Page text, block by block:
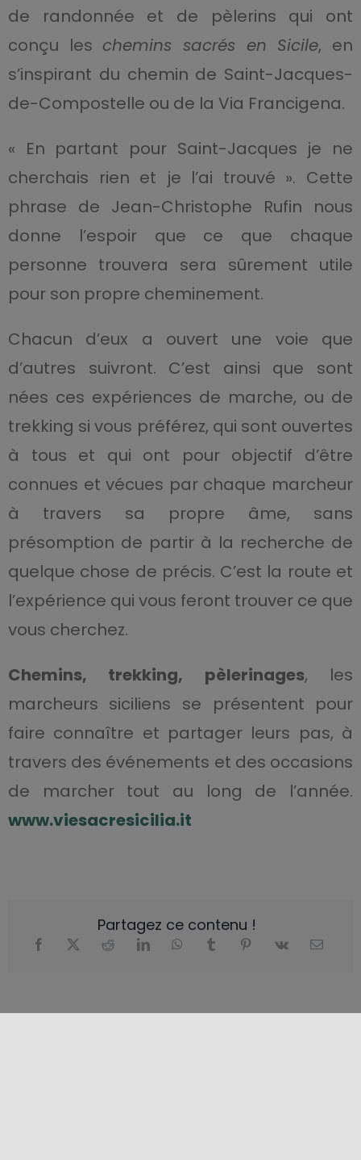
de randonnée et de pèlerins qui ont
conçu les chemins sacrés en Sicile, en
s’inspirant du chemin de Saint-Jacques-
de-Compostelle ou de la Via Francigena.
« En partant pour Saint-Jacques je ne
cherchais rien et je l’ai trouvé ». Cette
phrase de Jean-Christophe Rufin nous
donne l’espoir que ce que chaque
personne trouvera sera sûrement utile
pour son propre cheminement.
Chacun d’eux a ouvert une voie que
d’autres suivront. C’est ainsi que sont
nées ces expériences de marche, ou de
trekking si vous préférez, qui sont ouvertes
à tous et qui ont pour objectif d’être
connues et vécues par chaque marcheur
à travers sa propre âme, sans
présomption de partir à la recherche de
quelque chose de précis. C’est la route et
l’expérience qui vous feront trouver ce que
vous cherchez.
Chemins, trekking, pèlerinages, les
marcheurs siciliens se présentent pour
faire connaître et partager leurs pas, à
travers des événements et des occasions
de marcher tout au long de l’année.
www.viesacresicilia.it
Partagez ce contenu !